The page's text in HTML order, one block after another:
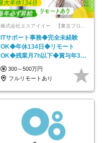
ITサポート事務◆完全未経験
OK◆年休134日◆リモート
OK◆残業月7h以下◆賞与年3回
◆5年目まで必ず昇給
300～500万円
フルリモートあり